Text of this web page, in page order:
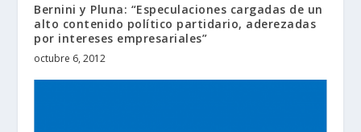
Bernini y Pluna: “Especulaciones cargadas de un
alto contenido político partidario, aderezadas
por intereses empresariales”
octubre 6, 2012